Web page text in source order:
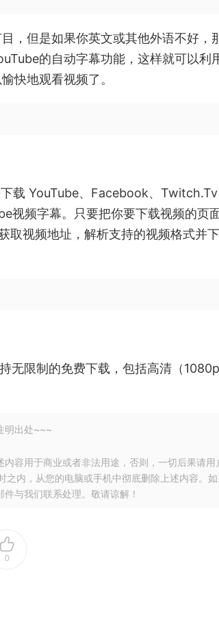
，但是如果你英文或其他外语不好，
的自动字幕功能，这样就可以利
快地观看视频了。
载 YouTube、Facebook、
视频字幕。只要把你要下载视频的页
取视频地址，解析支持的视频格式并下
无限制的免费下载，包括高清（
明出处~~~
容用于商业或者非法用途，否则，一切后果请用
内，从您的电脑或手机中彻底删除上述内容。
与我们联系处理。敬请谅解！
0